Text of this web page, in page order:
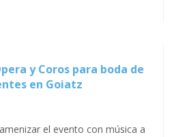
y Coros para boda de
en Goiatz
el evento con música a